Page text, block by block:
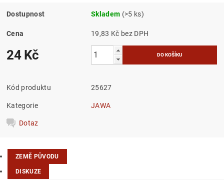
Dostupnost Skladem (>5 ks)
Cena 19,83 Kč bez DPH
24 Kč
Kód produktu 25627
Kategorie JAWA
Dotaz
ZEMĚ PŮVODU
DISKUZE